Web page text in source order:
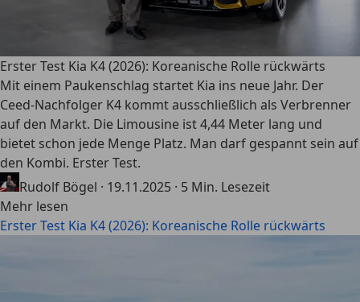
Erster Test Kia K4 (2026): Koreanische Rolle rückwärts
Mit einem Paukenschlag startet Kia ins neue Jahr. Der
Ceed-Nachfolger K4 kommt ausschließlich als Verbrenner
auf den Markt. Die Limousine ist 4,44 Meter lang und
bietet schon jede Menge Platz. Man darf gespannt sein auf
den Kombi. Erster Test.
Rudolf Bögel · 19.11.2025 · 5 Min. Lesezeit
Mehr lesen
Erster Test Kia K4 (2026): Koreanische Rolle rückwärts